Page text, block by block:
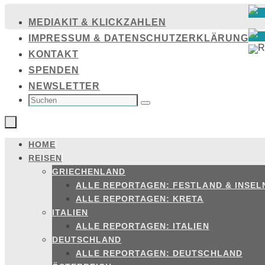
Inhalt
springen
MEDIAKIT & KLICKZAHLEN
IMPRESSUM & DATENSCHUTZERKLÄRUNG
KONTAKT
SPENDEN
NEWSLETTER
SUCHEN
NACH: Suchen
Zum
Inhalt
springen
HOME
REISEN
GRIECHENLAND
ALLE REPORTAGEN: FESTLAND &
ALLE REPORTAGEN: KRETA
ITALIEN
ALLE REPORTAGEN: ITALIEN
DEUTSCHLAND
ALLE REPORTAGEN: DEUTSCHLAND